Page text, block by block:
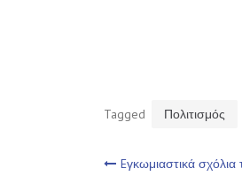
Tagged Πολιτισμός
Eγκωμιαστικά